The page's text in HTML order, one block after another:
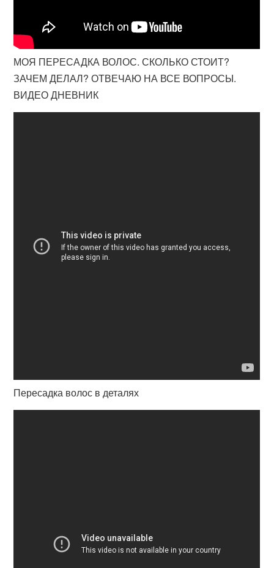
МОЯ ПЕРЕСАДКА ВОЛОС. СКОЛЬКО СТОИТ?
ЗАЧЕМ ДЕЛАЛ? ОТВЕЧАЮ НА ВСЕ ВОПРОСЫ.
ВИДЕО ДНЕВНИК
Пересадка волос в деталях